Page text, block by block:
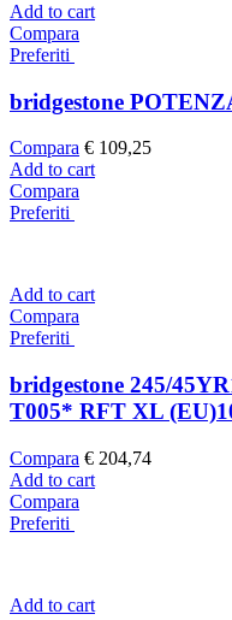
Add to cart
Compara
Preferiti
bridgestone
Compara € 109,25
Add to cart
Compara
Preferiti
Add to cart
Compara
Preferiti
bridgestone 245/
T005* RFT XL
Compara € 204,74
Add to cart
Compara
Preferiti
Add to cart